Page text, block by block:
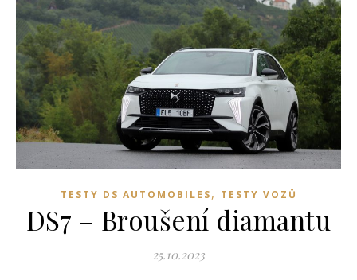
TESTY DS AUTOMOBILES, TESTY VOZŮ
DS7 – Broušení diamantu
25.10.2023